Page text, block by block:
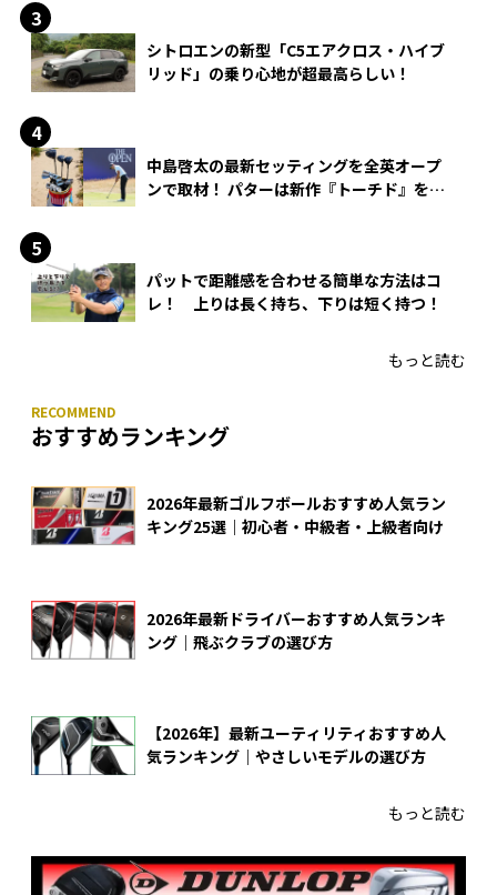
シトロエンの新型「C5エアクロス・ハイブ
リッド」の乗り心地が超最高らしい！
中島啓太の最新セッティングを全英オープ
ンで取材！ パターは新作『トーチド』を投
パットで距離感を合わせる簡単な方法はコ
レ！ 上りは長く持ち、下りは短く持つ！
もっと読む
おすすめランキング
2026年最新ゴルフボールおすすめ人気ラン
キング25選｜初心者・中級者・上級者向け
2026年最新ドライバーおすすめ人気ランキ
ング｜飛ぶクラブの選び方
【2026年】最新ユーティリティおすすめ人
気ランキング｜やさしいモデルの選び方
もっと読む